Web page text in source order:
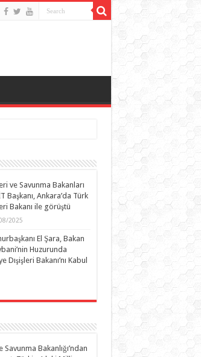
ve Savunma Bakanları
Başkanı, Ankara’da Türk
Bakanı ile görüştü
2025
El Şara, Bakan
Huzurunda
Dışişleri Bakanı’nı Kabul
Savunma Bakanlığı’ndan